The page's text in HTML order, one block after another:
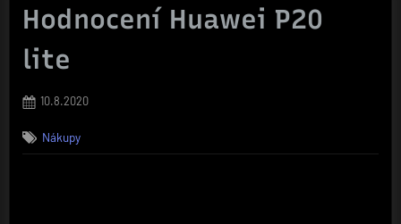
Hodnocení Huawei P20
lite
Posted
10.8.2020
Nákupy